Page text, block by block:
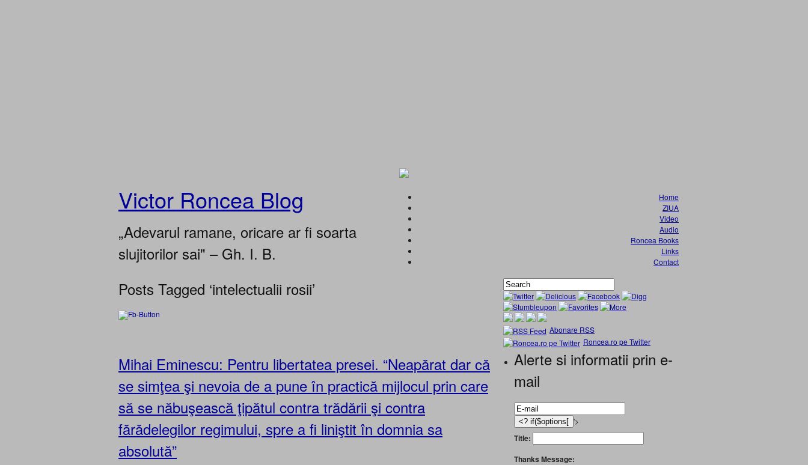
Victor Roncea Blog
„Adevarul ramane, oricare ar fi soarta
slujitorilor sai" – Gh. I. B.
Home
ZIUA
Video
Audio
Roncea Books
Links
Contact
Posts Tagged ‘intelectualii rosii’
Mihai Eminescu: Pentru libertatea presei. “Neapărat dar că
se simţea şi nevoia de a pune în practică mijlocul prin care
să se năbuşească ţipătul contra trădării şi contra
fărădelegilor regimului, spre a fi liniştit în domnia sa
absolută”
Abonare RSS
Roncea.ro pe Twitter
Alerte si informatii prin e-
mail
'>
Title:
Thanks Message: